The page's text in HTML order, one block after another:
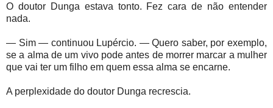
O doutor Dunga estava tonto. Fez cara de não entender
nada.
— Sim — continuou Lupércio. — Quero saber, por exemplo,
se a alma de um vivo pode antes de morrer marcar a mulher
que vai ter um filho em quem essa alma se encarne.
A perplexidade do doutor Dunga recrescia.